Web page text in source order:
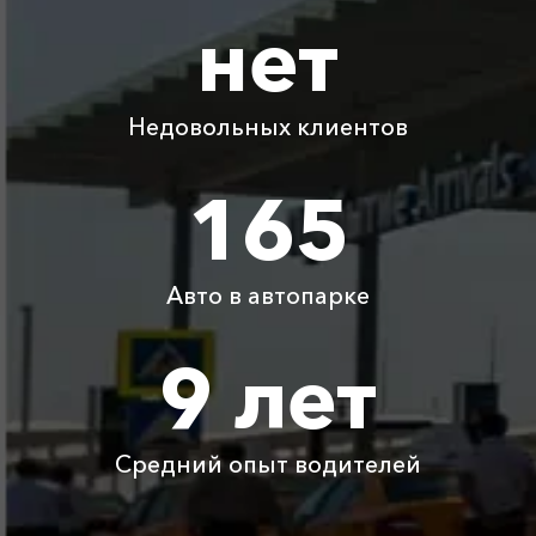
2245 ₽ 4490 ₽
Абрау-Дюрсо ⇆
625 ₽ 1250 ₽ 1875 ₽
915 ₽ 1830 ₽ 2745 ₽
Абрау-Дюрсо ⇆
Красная Поляна
Абрау-Дюрсо ⇆
440 ₽ 880 ₽
Детское
Бесплатно Бесплатно
нет
Недовольных клиентов
165
Авто в автопарке
9 лет
Средний опыт водителей